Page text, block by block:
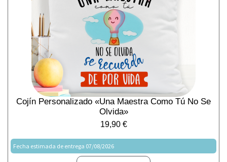
Cojín Personalizado «Una Maestra Como Tú No Se
Olvida»
19,90 €
Fecha estimada de entrega 07/08/2026